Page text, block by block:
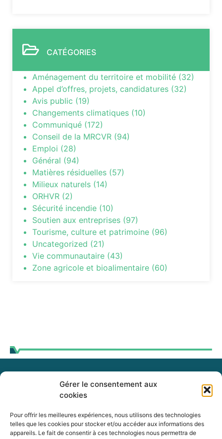
Gérer le consentement aux
cookies
Pour offrir les meilleures expériences, nous utilisons des technologies
telles que les cookies pour stocker et/ou accéder aux informations des
appareils. Le fait de consentir à ces technologies nous permettra de
CATÉGORIES
Aménagement du territoire et mobilité (32)
Appel d’offres, projets, candidatures (32)
Avis public (19)
Changements climatiques (10)
Communiqué (172)
Conseil de la MRCVR (94)
Emploi (28)
Général (94)
Matières résiduelles (57)
Milieux naturels (14)
ORHVR (2)
Sécurité incendie (10)
Soutien aux entreprises (97)
Tourisme, culture et patrimoine (96)
Uncategorized (21)
Vie communautaire (43)
Zone agricole et bioalimentaire (60)
255, boul. Laurier, bureau 100
McMasterville (Québec)
J3G 0B7